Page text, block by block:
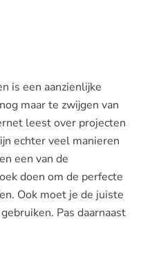
is een aanzienlijke
maar te zwijgen van
leest over projecten
echter veel manieren
een van de
doen om de perfecte
Ook moet je de juiste
Pas daarnaast